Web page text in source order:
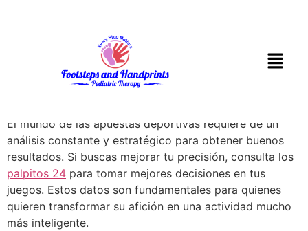
para entender los
mejores palpitos
El mundo de las apuestas deportivas requiere de un
análisis constante y estratégico para obtener buenos
resultados. Si buscas mejorar tu precisión, consulta los
palpitos 24 para tomar mejores decisiones en tus
juegos. Estos datos son fundamentales para quienes
quieren transformar su afición en una actividad mucho
más inteligente.